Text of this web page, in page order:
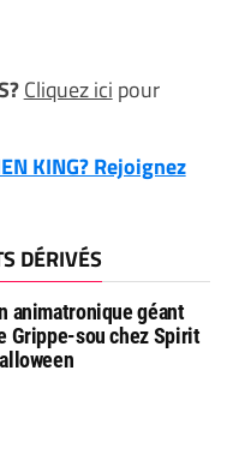
Cliquez ici pour
KING? Rejoignez
DÉRIVÉS
animatronique géant
Grippe-sou chez Spirit